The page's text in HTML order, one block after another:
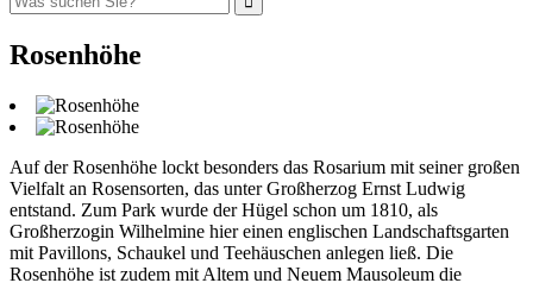
Rosenhöhe
Auf der Rosenhöhe lockt besonders das Rosarium mit seiner großen
Vielfalt an Rosensorten, das unter Großherzog Ernst Ludwig
entstand. Zum Park wurde der Hügel schon um 1810, als
Großherzogin Wilhelmine hier einen englischen Landschaftsgarten
mit Pavillons, Schaukel und Teehäuschen anlegen ließ. Die
Rosenhöhe ist zudem mit Altem und Neuem Mausoleum die